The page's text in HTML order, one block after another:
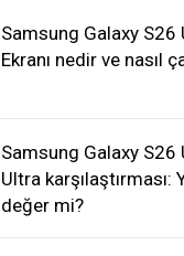
Samsung Galaxy S26
Ekranı nedir ve nasıl
Samsung Galaxy S26
Ultra karşılaştırması:
değer mi?